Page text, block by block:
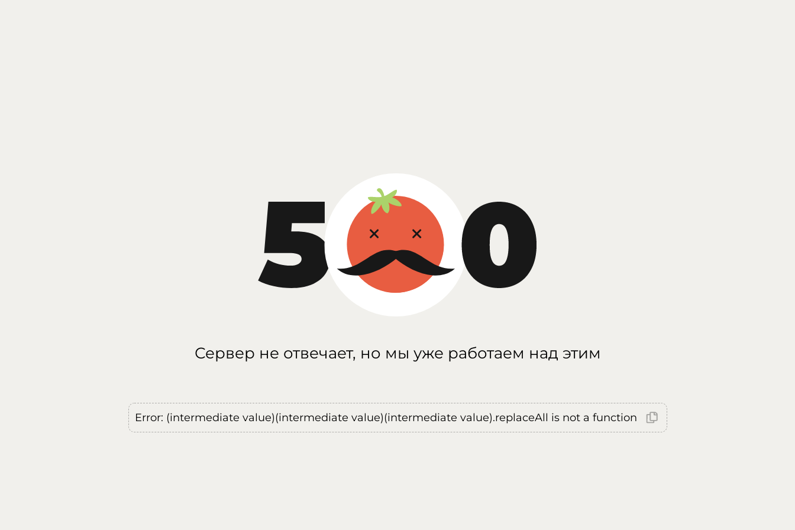
Сервер не отвечает, но мы уже работаем над этим
Error: (intermediate value)(intermediate value)(intermediate value).replaceAll is not a function